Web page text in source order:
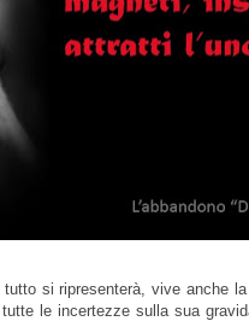
si ripresenterà, vive anche
le incertezze sulla sua